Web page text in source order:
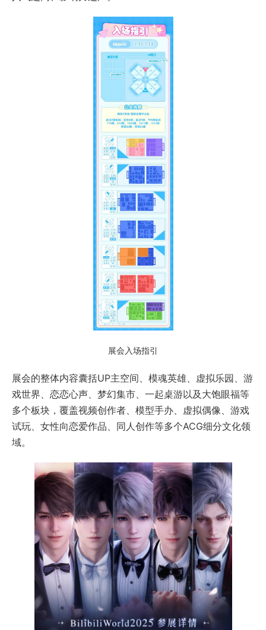
展会入场指引
展会的整体内容囊括UP主空间、模魂英雄、虚拟乐园、游
戏世界、恋恋心声、梦幻集市、一起桌游以及大饱眼福等
多个板块，覆盖视频创作者、模型手办、虚拟偶像、游戏
试玩、女性向恋爱作品、同人创作等多个ACG细分文化领
域。